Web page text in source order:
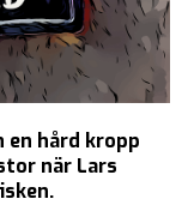
en hård kropp
när Lars